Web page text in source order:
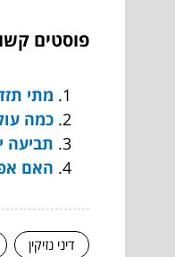
פוסטים
מתי
כמה
תביעה
האם
דיני נזיקין